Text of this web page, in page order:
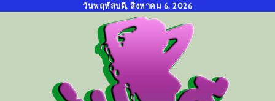
วันพฤหัสบดี, สิงหาคม 6, 2026